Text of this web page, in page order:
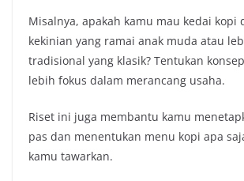
Misalnya, apakah kamu mau kedai kopi
kekinian yang ramai anak muda atau
tradisional yang klasik? Tentukan
lebih fokus dalam merancang usaha.
Riset ini juga membantu kamu
pas dan menentukan menu kopi apa
kamu tawarkan.